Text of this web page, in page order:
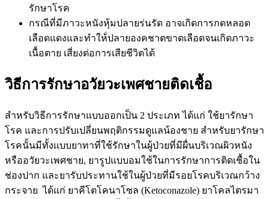
รักษาโรค
กรณีที่มีภาวะหนังหุ้มปลายร่นรัด อาจเกิดการกดหลอด
เลือดแดงและทำให้่ปลายองคชาตขาดเลือดจนเกิดภาวะ
เนื้อตาย เสี่ยงต่อการเสียชีวิตได้
วิธีการรักษาอวัยวะเพศชายติดเชื้อ
สำหรับวิธีการรักษาแบบออกเป็น 2 ประเภท ได้แก่ ใช้ยารักษา
โรค และการปรับเปลี่ยนพฤติกรรมดูแลน้องชาย สำหรับยารักษา
โรคนั้นมีทั้งแบบยาทาที่ใช้รักษาในผู้ป่วยที่มีผื่นบริเวณผิวหนัง
หรืออวัยวะเพศชาย, ยารูปแบบอมใช้ในการรักษาการติดเชื้อใน
ช่องปาก และยารับประทานใช้ในผู้ป่วยที่มีรอยโรคบริเวณกว้าง
กระจาย ได้แก่ ยาคีโตโคนาโซล (Ketoconazole) ยาโคลไตรมา